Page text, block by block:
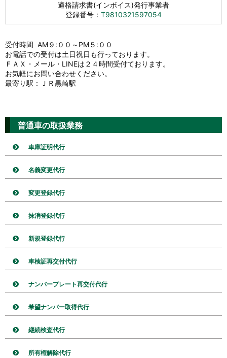
適格請求書(インボイス)発行事業者
登録番号： T9810321597054
受付時間 AM９:００～PM５:００
お電話での受付は土日祝日も行っております。
ＦＡＸ・メール・LINEは２４時間受付ております。
お気軽にお問い合わせください。
最寄り駅：ＪＲ黒崎駅
普通車の取扱業務
車庫証明代行
名義変更代行
変更登録代行
抹消登録代行
新規登録代行
車検証再交付代行
ナンバープレート再交付代行
希望ナンバー取得代行
継続検査代行
所有権解除代行